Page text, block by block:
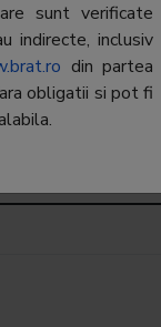
sunt verificate
indirecte, inclusiv
din partea
obligatii si pot fi